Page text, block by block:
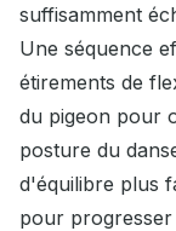
suffisamment
Une séquence
étirements de
du pigeon pour
posture du
d'équilibre plus
pour progresser